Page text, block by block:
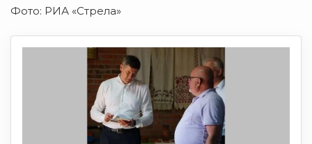
Фото: РИА «Стрела»